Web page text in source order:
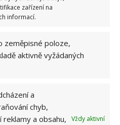
zařízení na
informací.
zeměpisné poloze,
aktivně vyžádaných
a
chyb,
a obsahu,
Vždy aktivní
z dob socialismu: